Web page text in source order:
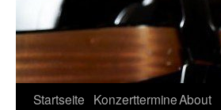
Zum
Startseite KonzerttermineAbout